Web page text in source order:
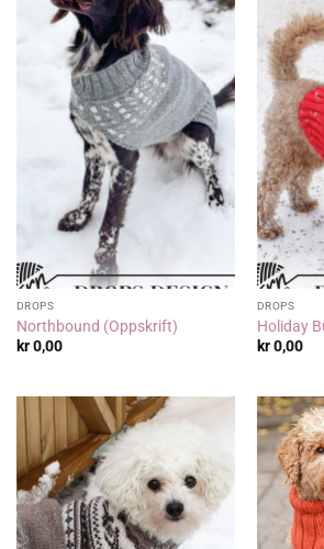
DROPS
Northbound (Oppskrift)
kr0,00
DROPS
Holiday
kr0,00